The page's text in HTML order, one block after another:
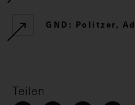
GND: Politzer,
Teilen